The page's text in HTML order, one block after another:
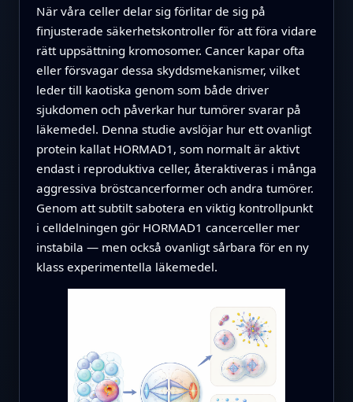
När våra celler delar sig förlitar de sig på
finjusterade säkerhetskontroller för att föra vidare
rätt uppsättning kromosomer. Cancer kapar ofta
eller försvagar dessa skyddsmekanismer, vilket
leder till kaotiska genom som både driver
sjukdomen och påverkar hur tumörer svarar på
läkemedel. Denna studie avslöjar hur ett ovanligt
protein kallat HORMAD1, som normalt är aktivt
endast i reproduktiva celler, återaktiveras i många
aggressiva bröstcancerformer och andra tumörer.
Genom att subtilt sabotera en viktig kontrollpunkt
i celldelningen gör HORMAD1 cancerceller mer
instabila — men också ovanligt sårbara för en ny
klass experimentella läkemedel.